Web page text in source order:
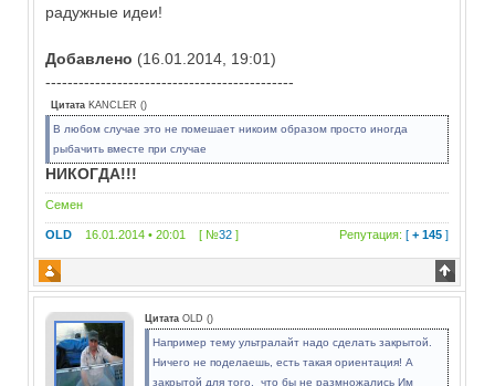
радужные идеи!
Добавлено (16.01.2014, 19:01)
---------------------------------------------
Цитата KANCLER ()
В любом случае это не помешает никоим образом просто иногда
рыбачить вместе при случае
НИКОГДА!!!
Семен
OLD 16.01.2014 • 20:01 [ №32 ] Репутация: [+ 145 ]
Цитата OLD ()
Например тему ультралайт надо сделать закрытой.
Ничего не поделаешь, есть такая ориентация! А
закрытой для того, что бы не размножались Им